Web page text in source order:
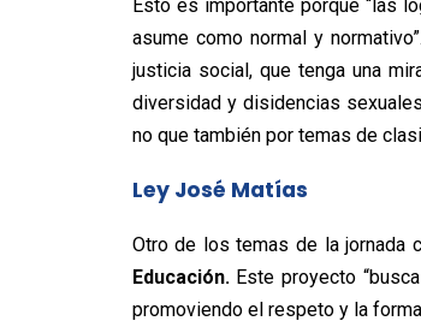
Esto es importante porque “las
asume como normal y
justicia social, que tenga una
diversidad y disidencias
no que también por temas de
Ley José Matías
Otro de los temas de la jornada
Educación.Este proyecto
promoviendo el respeto y la